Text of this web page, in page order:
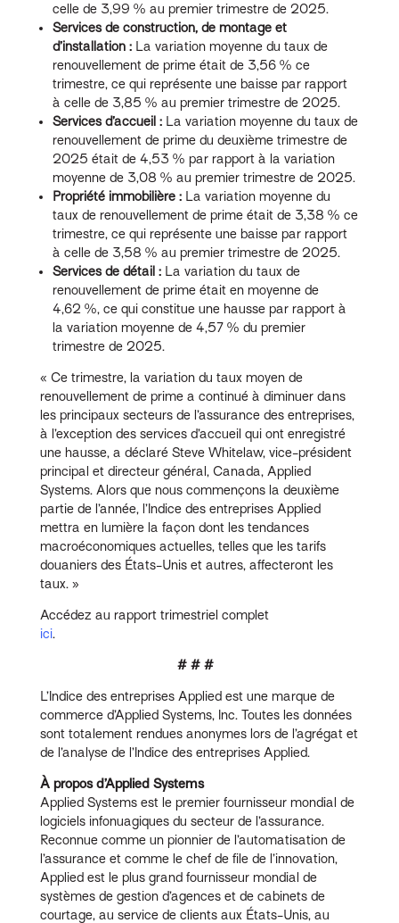
celle de 3,99 % au premier trimestre de 2025.
Services de construction, de montage et
d’installation : La variation moyenne du taux de
renouvellement de prime était de 3,56 % ce
trimestre, ce qui représente une baisse par rapport
à celle de 3,85 % au premier trimestre de 2025.
Services d’accueil : La variation moyenne du taux de
renouvellement de prime du deuxième trimestre de
2025 était de 4,53 % par rapport à la variation
moyenne de 3,08 % au premier trimestre de 2025.
Propriété immobilière : La variation moyenne du
taux de renouvellement de prime était de 3,38 % ce
trimestre, ce qui représente une baisse par rapport
à celle de 3,58 % au premier trimestre de 2025.
Services de détail : La variation du taux de
renouvellement de prime était en moyenne de
4,62 %, ce qui constitue une hausse par rapport à
la variation moyenne de 4,57 % du premier
trimestre de 2025.
« Ce trimestre, la variation du taux moyen de
renouvellement de prime a continué à diminuer dans
les principaux secteurs de l’assurance des entreprises,
à l’exception des services d’accueil qui ont enregistré
une hausse, a déclaré Steve Whitelaw, vice-président
principal et directeur général, Canada, Applied
Systems. Alors que nous commençons la deuxième
partie de l’année, l’Indice des entreprises Applied
mettra en lumière la façon dont les tendances
macroéconomiques actuelles, telles que les tarifs
douaniers des États-Unis et autres, affecteront les
taux. »
Accédez au rapport trimestriel complet
ici.
# # #
L’Indice des entreprises Applied est une marque de
commerce d’Applied Systems, Inc. Toutes les données
sont totalement rendues anonymes lors de l’agrégat et
de l’analyse de l’Indice des entreprises Applied.
À propos d’Applied Systems
Applied Systems est le premier fournisseur mondial de
logiciels infonuagiques du secteur de l’assurance.
Reconnue comme un pionnier de l’automatisation de
l’assurance et comme le chef de file de l’innovation,
Applied est le plus grand fournisseur mondial de
systèmes de gestion d’agences et de cabinets de
courtage, au service de clients aux États-Unis, au